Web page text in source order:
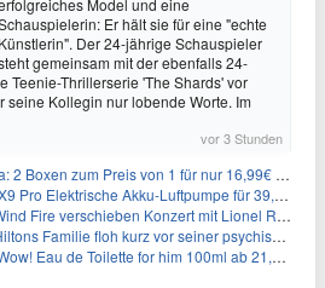
Model und eine
Er hält sie für eine "echte
Künstlerin". Der 24-jährige Schauspieler
gemeinsam mit der ebenfalls 24-
Teenie-Thrillerserie 'The Shards' vor
seine Kollegin nur lobende Worte. Im
vor 3 Stunden
Boxen zum Preis von 1 für nur 16,99€ inkl. Versand
Pro Elektrische Akku-Luftpumpe für 39,99€
verschieben Konzert mit Lionel Richie nach medizinischem Notfall
Familie floh kurz vor seiner psychischen Krise aus dem Haus
Eau de Toilette for him 100ml ab 21,84€ im Sparabo